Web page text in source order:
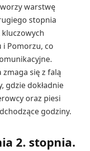
warstwę
stopnia
i Pomorzu, co
zmaga się z falą
gdzie dokładnie
oraz piesi
godziny.
2. stopnia.